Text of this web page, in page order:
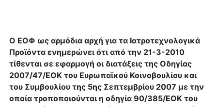
Ο ΕΟΦ ως αρμόδια αρχή για τα Ιατροτεχνολογικά
Προϊόντα ενημερώνει ότι από την 21-3-2010
τίθενται σε εφαρμογή οι διατάξεις της Οδηγίας
2007/47/ΕΟΚ του Ευρωπαϊκού Κοινοβουλίου και
του Συμβουλίου της 5ης Σεπτεμβρίου 2007 με την
οποία τροποποιούνται η οδηγία 90/385/ΕΟΚ του